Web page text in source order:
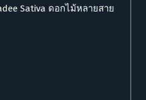
Sativa ดอกไม้หลายสาย